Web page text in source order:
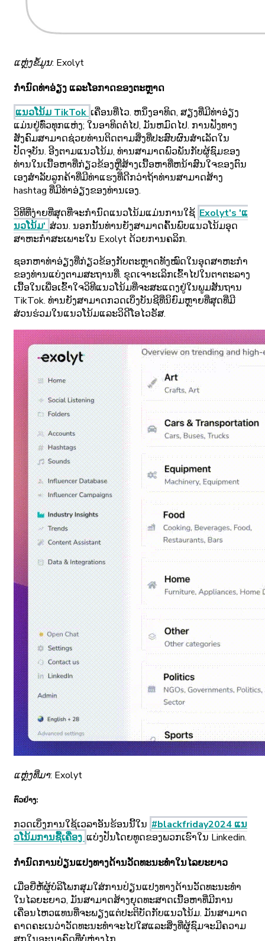
ແຫຼ່ງຂໍ້ມູນ: Exolyt
ກໍານົດທ່າອ່ຽງ ແລະໂອກາດຂອງຕະຫຼາດ
ແນວໂນ້ມ TikTok ເຄື່ອນທີ່ໄວ. ຫນຶ່ງອາທິດ, ສຽງທີ່ມີທ່າອ່ຽງ
ແມ່ນຢູ່ທົ່ວທຸກແຫ່ງ; ໃນອາທິດຕໍ່ໄປ, ມັນຫມົດໄປ. ການຟັງທາງ
ສັງຄົມສາມາດຊ່ວຍທ່ານຕິດຕາມສິ່ງທີ່ປະສົບຜົນສໍາເລັດໃນ
ປັດຈຸບັນ. ອີງຕາມແນວໂນ້ມ, ທ່ານສາມາດພົວພັນກັບຜູ້ຊົມຂອງ
ທ່ານໃນເນື້ອຫາທີ່ກ່ຽວຂ້ອງຫຼືສ້າງເນື້ອຫາທີ່ຫນ້າສົນໃຈຂອງຕົນ
ເອງສໍາລັບລູກຄ້າທີ່ມີທ່າແຮງທີ່ດີກວ່າຖ້າທ່ານສາມາດສ້າງ
hashtag ທີ່ມີທ່າອ່ຽງຂອງທ່ານເອງ.
ວິທີທີ່ງ່າຍທີ່ສຸດທີ່ຈະກໍານົດແນວໂນ້ມແມ່ນການໃຊ້ Exolyt's 'ແ
ນວໂນ້ມ' ສ່ວນ. ນອກນັ້ນທ່ານຍັງສາມາດຄົ້ນພົບແນວໂນ້ມອຸດ
ສາຫະກໍາສະເພາະໃນ Exolyt ດ້ວຍການຄລິກ.
ຊອກຫາທ່າອ່ຽງທີ່ກ່ຽວຂ້ອງກັບຕະຫຼາດທັງໝົດໃນອຸດສາຫະກໍາ
ຂອງທ່ານແບ່ງຕາມສະຖານທີ່. ຂຸດເຈາະເລິກເຂົ້າໄປໃນຕາຕະລາງ
ເນື້ອໃນເພື່ອເຂົ້າໃຈວິທີແນວໂນ້ມທີ່ຈະສະແດງຢູ່ໃນພູມສັນຖານ
TikTok. ທ່ານຍັງສາມາດກວດເບິ່ງບັນຊີທີ່ນິຍົມຫຼາຍທີ່ສຸດທີ່ມີ
ສ່ວນຮ່ວມໃນແນວໂນ້ມແລະວິດີໂອໄວຣັສ.
ແຫຼ່ງທີ່ມາ: Exolyt
ຕົວຢ່າງ:
ກວດເບິ່ງການໃຊ້ເວລາອັນຮ້ອນນີ້ໃນ #blackfriday2024 ແນ
ວໂນ້ມການຊື້ເຄື່ອງ ແບ່ງປັນໂດຍທູດຂອງພວກເຮົາໃນ Linkedin.
ກໍານົດການປ່ຽນແປງທາງດ້ານວັດທະນະທໍາໃນໄລຍະຍາວ
ເມື່ອຍີ່ຫໍ້ຜູ້ບໍລິໂພກສຸມໃສ່ການປ່ຽນແປງທາງດ້ານວັດທະນະທໍາ
ໃນໄລຍະຍາວ, ມັນສາມາດສ້າງຍຸດທະສາດເນື້ອຫາທີ່ມີການ
ເຄື່ອນໄຫວແທນທີ່ຈະພຽງແຕ່ປະຕິບັດກັບແນວໂນ້ມ. ມັນສາມາດ
ຄາດຄະເນວ່າວັດທະນະທໍາຈະໄປໃສແລະສິ່ງທີ່ຜູ້ຊົມຈະມີຄວາມ